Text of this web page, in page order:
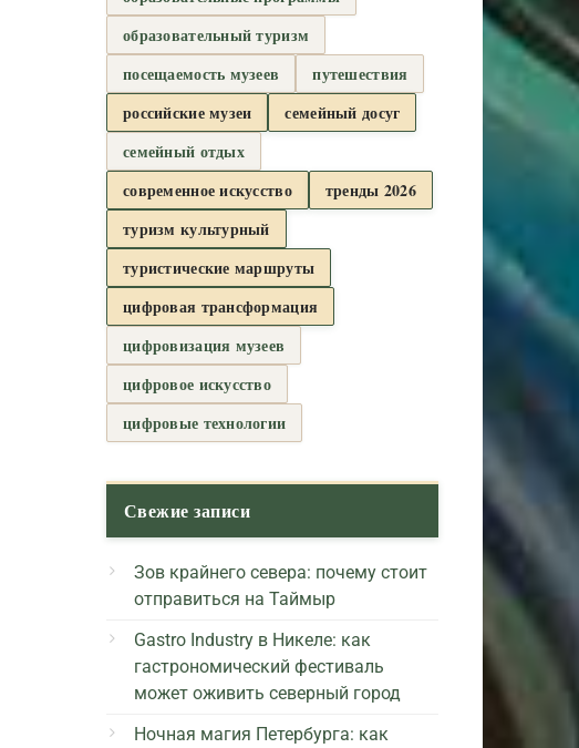
образовательный туризм
посещаемость музеев
путешествия
российские музеи
семейный досуг
семейный отдых
современное искусство
тренды 2026
туризм культурный
туристические маршруты
цифровая трансформация
цифровизация музеев
цифровое искусство
цифровые технологии
Свежие записи
Зов крайнего севера: почему стоит
отправиться на Таймыр
Gastro Industry в Никеле: как
гастрономический фестиваль
может оживить северный город
Ночная магия Петербурга: как